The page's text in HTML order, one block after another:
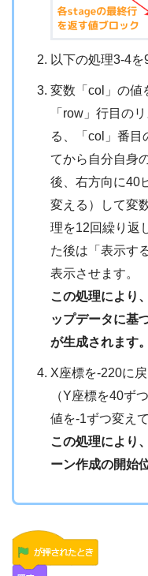
以下の処理3-4を
変数「col」の値
「row」行目の
る、「col」番目
てから自分自身
後、右方向に40
変える）して変
理を12回繰り返
た後は「表示す
表示させます。
この処理により
ップデータに基
が生成されます。
X座標を-220に
（Y座標を40ず
値を-1ずつ変え
この処理により
ーン作成の開始